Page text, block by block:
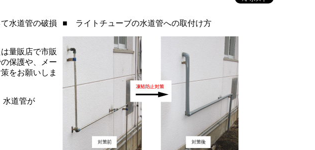
水道管の破損
量販店で市販
保護や、メー
をお願いしま
水道管が
■ ライトチューブの水道管への取付け方